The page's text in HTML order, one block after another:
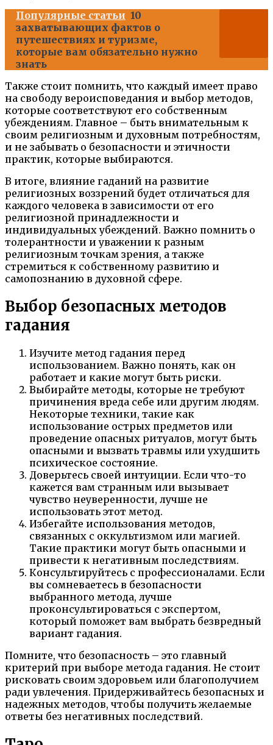
Популярные статьи 10
захватывающих фактов о
путешествиях и туризме,
которые вам обязательно нужно
знать
Также стоит помнить, что каждый имеет право
на свободу вероисповедания и выбор методов,
которые соответствуют его собственным
убеждениям. Главное – быть внимательным к
своим религиозным и духовным потребностям,
и не забывать о безопасности и этичности
практик, которые выбираются.
В итоге, влияние гаданий на развитие
религиозных воззрений будет отличаться для
каждого человека в зависимости от его
религиозной принадлежности и
индивидуальных убеждений. Важно помнить о
толерантности и уважении к разным
религиозным точкам зрения, а также
стремиться к собственному развитию и
самопознанию в духовной сфере.
Выбор безопасных методов
гадания
Изучите метод гадания перед
использованием. Важно понять, как он
работает и какие могут быть риски.
Выбирайте методы, которые не требуют
причинения вреда себе или другим людям.
Некоторые техники, такие как
использование острых предметов или
проведение опасных ритуалов, могут быть
опасными и вызвать травмы или ухудшить
психическое состояние.
Доверьтесь своей интуиции. Если что-то
кажется вам странным или вызывает
чувство неуверенности, лучше не
использовать этот метод.
Избегайте использования методов,
связанных с оккультизмом или магией.
Такие практики могут быть опасными и
привести к негативным последствиям.
Консультируйтесь с профессионалами. Если
вы сомневаетесь в безопасности
выбранного метода, лучше
проконсультироваться с экспертом,
который поможет вам выбрать безвредный
вариант гадания.
Помните, что безопасность – это главный
критерий при выборе метода гадания. Не стоит
рисковать своим здоровьем или благополучием
ради увлечения. Придерживайтесь безопасных и
надежных методов, чтобы получить желаемые
ответы без негативных последствий.